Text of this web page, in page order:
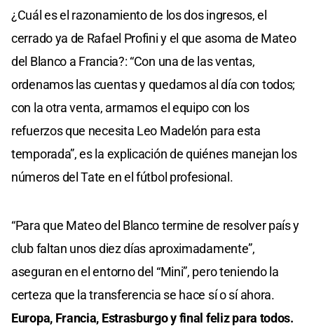
¿Cuál es el razonamiento de los dos ingresos, el
cerrado ya de Rafael Profini y el que asoma de Mateo
del Blanco a Francia?: “Con una de las ventas,
ordenamos las cuentas y quedamos al día con todos;
con la otra venta, armamos el equipo con los
refuerzos que necesita Leo Madelón para esta
temporada”, es la explicación de quiénes manejan los
números del Tate en el fútbol profesional.
“Para que Mateo del Blanco termine de resolver país y
club faltan unos diez días aproximadamente”,
aseguran en el entorno del “Mini”, pero teniendo la
certeza que la transferencia se hace sí o sí ahora.
Europa, Francia, Estrasburgo y final feliz para todos.